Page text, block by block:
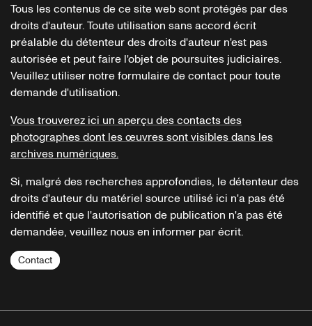
Tous les contenus de ce site web sont protégés par des
droits d'auteur. Toute utilisation sans accord écrit
préalable du détenteur des droits d'auteur n'est pas
autorisée et peut faire l'objet de poursuites judiciaires.
Veuillez utiliser notre formulaire de contact pour toute
demande d'utilisation.
Vous trouverez ici un aperçu des contacts des
photographes dont les œuvres sont visibles dans les
archives numériques.
Si, malgré des recherches approfondies, le détenteur des
droits d'auteur du matériel source utilisé ici n'a pas été
identifié et que l'autorisation de publication n'a pas été
demandée, veuillez nous en informer par écrit.
Contact